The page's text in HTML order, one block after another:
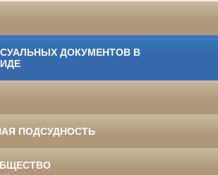
ДОКУМЕНТОВ В
ПОДСУДНОСТЬ